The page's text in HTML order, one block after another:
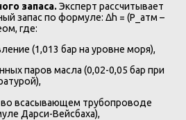
запаса.Эксперт рассчитывает
запас по формуле: Δh = (P_атм –
где:
(1,013 бар на уровне моря),
паров масла (0,02-0,05 бар при
во всасывающем трубопроводе
Дарси-Вейсбаха),